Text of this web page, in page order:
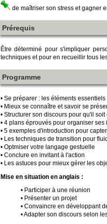
de maîtriser son stress et gagner
Prérequis
Être déterminé pour s'impliquer
techniques et pour en recueillir tous
Programme
• Se préparer : les éléments essentiels
• Mieux se connaître et savoir se
• Structurer son discours pour qu'il
• 4 plans éprouvés pour organiser
• 5 exemples d'introduction pour
• Les techniques de transition pour
• Optmiser votre langage gestuelle
• Conclure en invitant à l'action
• Les astuces pour mieux gérer les
Mise en situation en anglais :
• Participer à une réunion
• Présenter un projet
• Convaincre en développant
• Adapter son discours selon